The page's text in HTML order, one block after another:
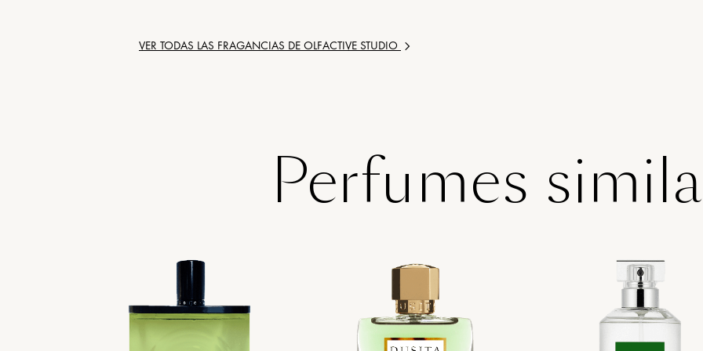
VER TODAS LAS FRAGANCIAS DE OLFACTIVE STUDIO
Perfumes